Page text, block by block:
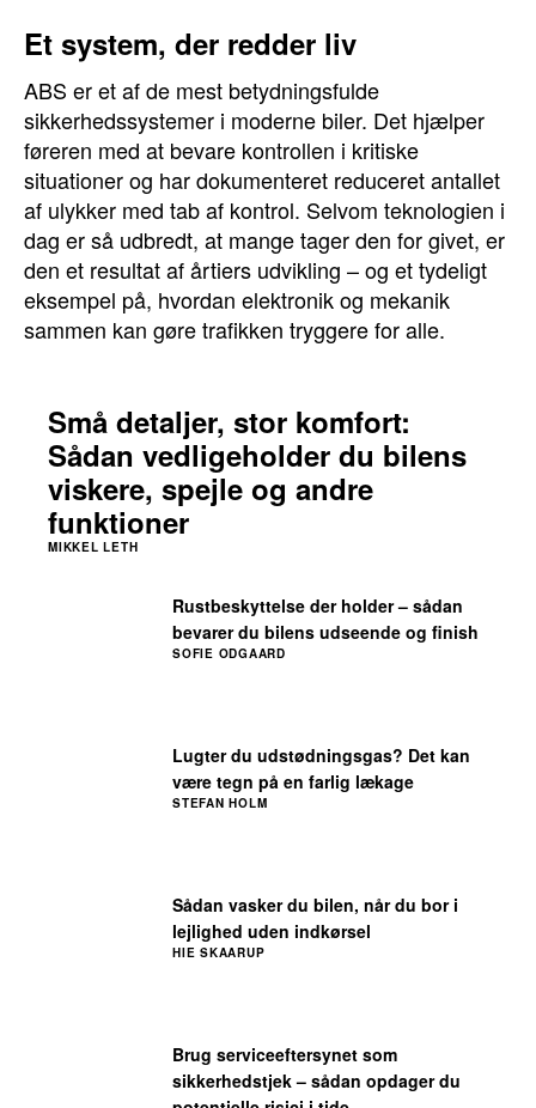
Et system, der redder liv
ABS er et af de mest betydningsfulde
sikkerhedssystemer i moderne biler. Det hjælper
føreren med at bevare kontrollen i kritiske
situationer og har dokumenteret reduceret antallet
af ulykker med tab af kontrol. Selvom teknologien i
dag er så udbredt, at mange tager den for givet, er
den et resultat af årtiers udvikling – og et tydeligt
eksempel på, hvordan elektronik og mekanik
sammen kan gøre trafikken tryggere for alle.
Brug serviceeftersynet som
sikkerhedstjek – sådan opdager du
Sådan vasker du bilen, når du bor i
lejlighed uden indkørsel
HIE SKAARUP
Lugter du udstødningsgas? Det kan
være tegn på en farlig lækage
STEFAN HOLM
Rustbeskyttelse der holder – sådan
bevarer du bilens udseende og finish
SOFIE ODGAARD
Små detaljer, stor komfort:
Sådan vedligeholder du bilens
viskere, spejle og andre
funktioner
MIKKEL LETH